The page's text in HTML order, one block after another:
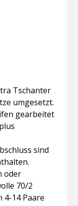
Tschanter
umgesetzt.
gearbeitet
sind
oder
70/2
4-14 Paare